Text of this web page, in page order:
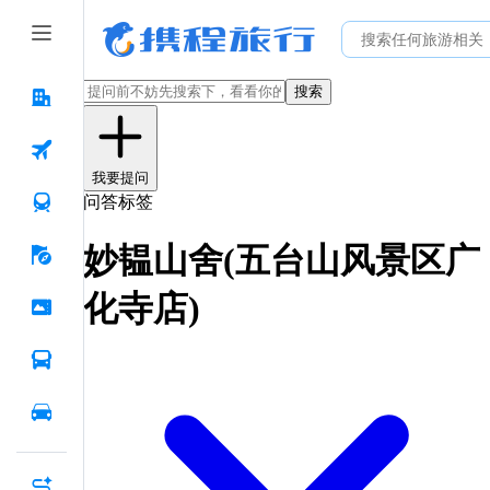
搜索
我要提问
问答标签
妙韫山舍(五台山风景区广
化寺店)